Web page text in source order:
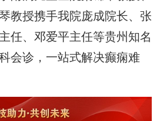
教授携手我院庞成院长、张
任、邓爱平主任等贵州知名
会诊，一站式解决癫痫难